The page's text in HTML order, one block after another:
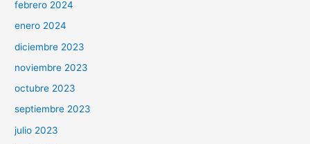
febrero 2024
enero 2024
diciembre 2023
noviembre 2023
octubre 2023
septiembre 2023
julio 2023